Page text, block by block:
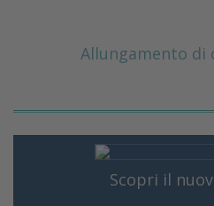
Allungamento di
Scopri il